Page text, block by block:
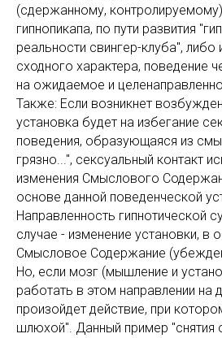
(сдержанному,
гипнопикапа, по пути развития
реальности свингер-клуба", либо
сходного характера, поведение
на ожидаемое и
Также: Если возникнет
установка будет на избегание
поведения, образующаяся из
грязно...", сексуальный контакт
изменения Смыслового
основе данной поведенческой
Направленность гипнотической
случае - изменение установки, в
Смысловое Содержание
Но, если мозг (мышление и
работать в этом направлении на
произойдет действие, при
шлюхой". Данный пример "снятия